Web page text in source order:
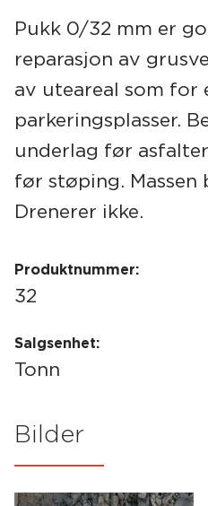
Pukk 0/32 mm er
reparasjon av
av uteareal som for
parkeringsplasser.
underlag før
før støping. Massen
Drenerer ikke.
Produktnummer:
32
Salgsenhet:
Tonn
Bilder